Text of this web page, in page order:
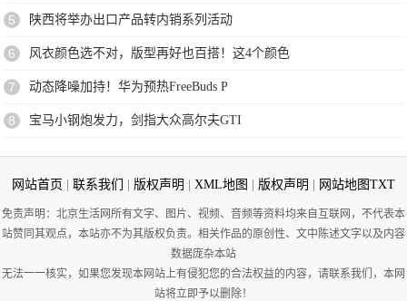
5 陕西将举办出口产品转内销系列活动
6 风衣颜色选不对，版型再好也百搭！这4个颜色
7 动态降噪加持！华为预热FreeBuds P
8 宝马小钢炮发力，剑指大众高尔夫GTI
网站首页 联系我们 版权声明 XML地图 版权声明 网站地图TXT
免责声明：北京生活网所有文字、图片、视频、音频等资料均来自互联网，不代表本
站赞同其观点，本站亦不为其版权负责。相关作品的原创性、文中陈述文字以及内容
数据庞杂本站
无法一一核实，如果您发现本网站上有侵犯您的合法权益的内容，请联系我们，本网
站将立即予以删除！